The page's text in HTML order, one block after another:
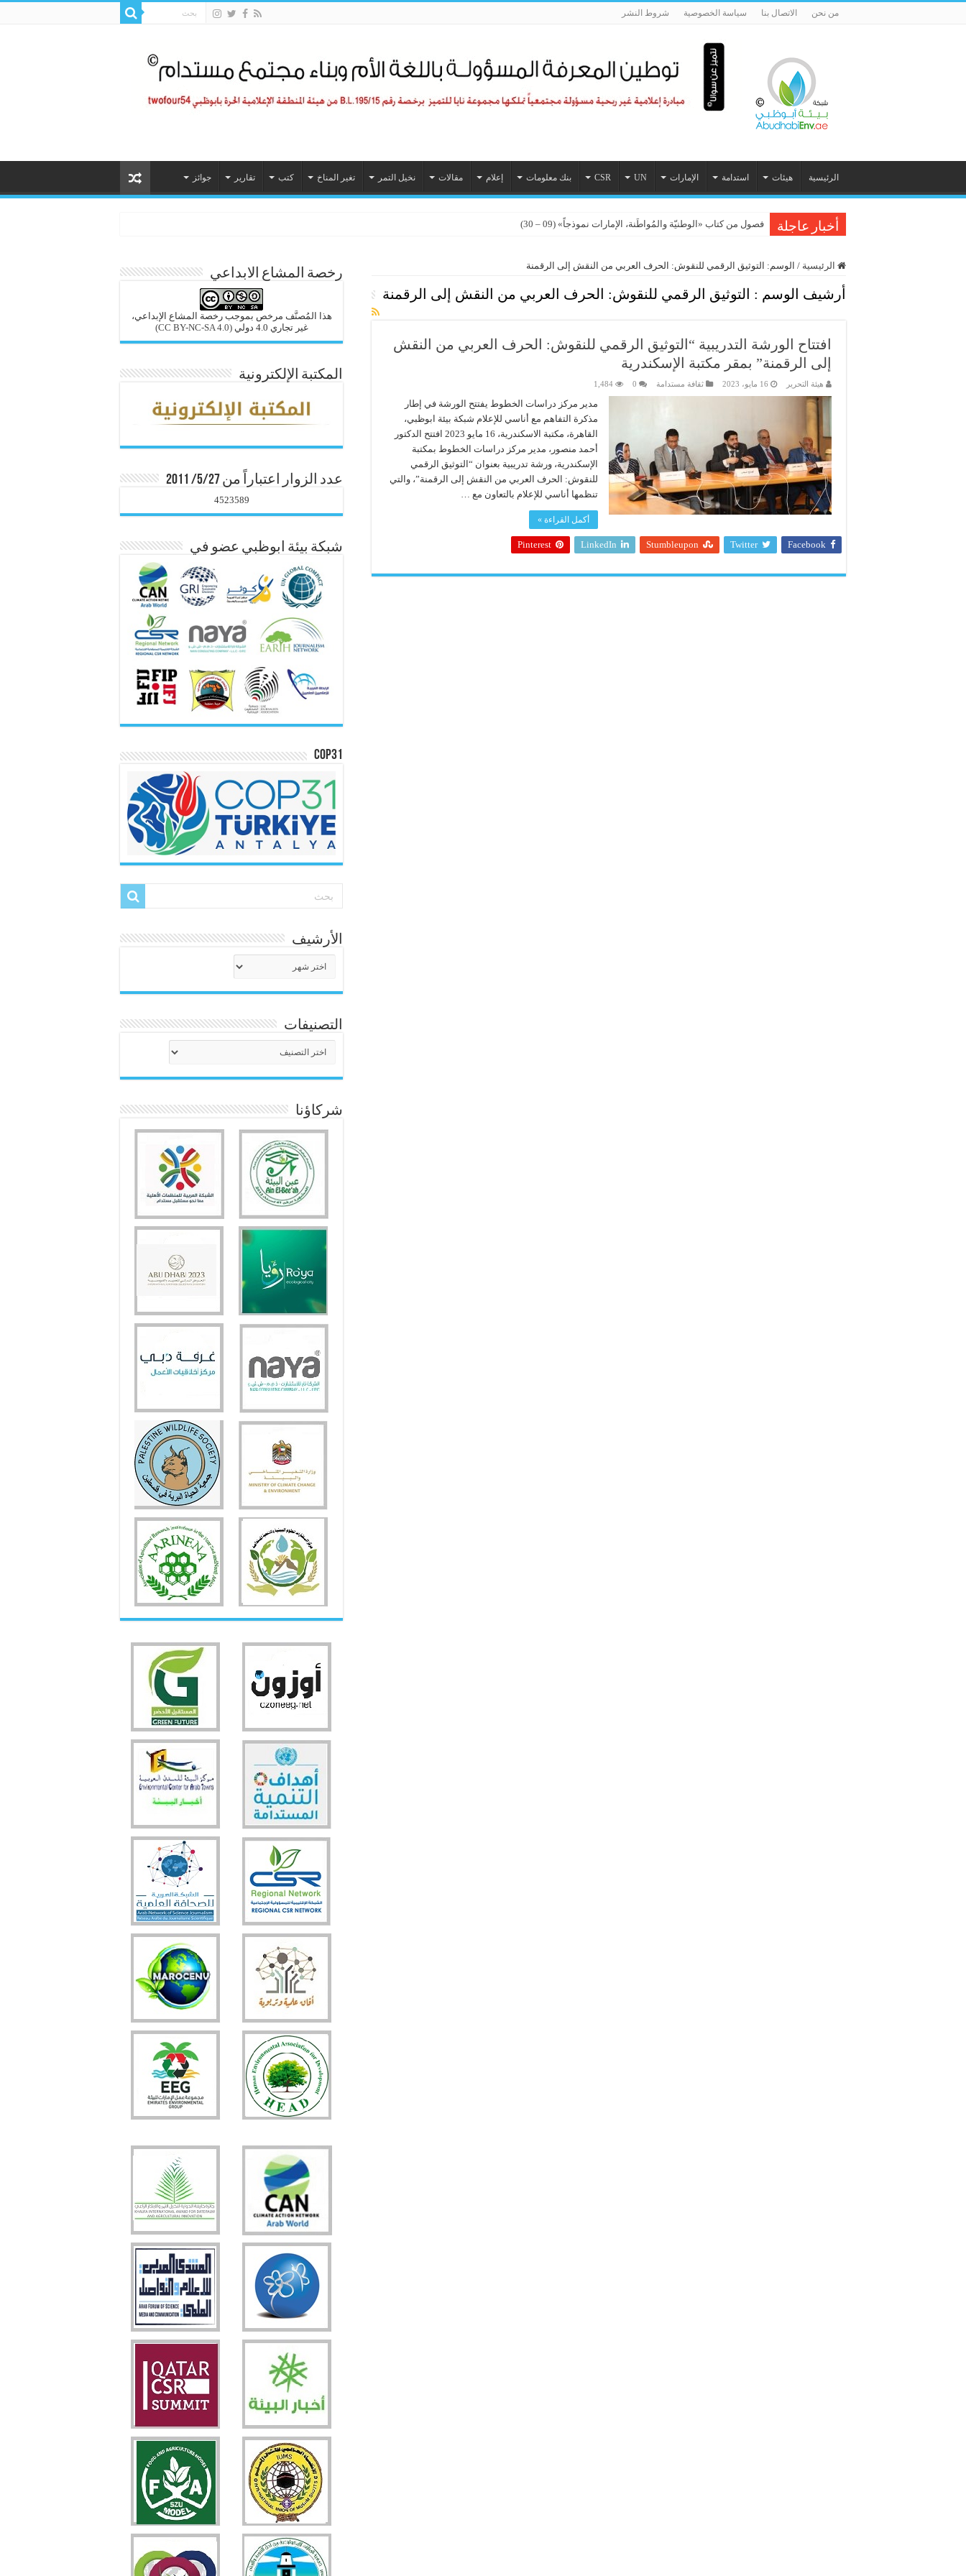
من نحن الاتصال بنا سياسة الخصوصية شروط النشر
الرئيسية هيئات استدامة الإمارات UN
CSR بنك معلومات إعلام مقالات نخيل التمر تغير المناخ كتب تقارير جوائز
أخبار عاجلة فصول من كتاب «الوطنيّة والمُواطَنة، الإمارات نموذجاً» (09 – 30)
الرئيسية / الوسم: التوثيق الرقمي للنقوش: الحرف العربي من النقش إلى الرقمنة
أرشيف الوسم : التوثيق الرقمي للنقوش: الحرف العربي من النقش إلى الرقمنة
افتتاح الورشة التدريبية “التوثيق الرقمي للنقوش: الحرف العربي من النقش
إلى الرقمنة” بمقر مكتبة الإسكندرية
هيئة التحرير 16 مايو، 2023 ثقافة مستدامة 0
1,484
مدير مركز دراسات الخطوط يفتتح الورشة في إطار
مذكرة التفاهم مع أناسي للإعلام شبكة بيئة ابوظبي،
القاهرة، مكتبة الاسكندرية، 16 مايو 2023 افتتح الدكتور
أحمد منصور، مدير مركز دراسات الخطوط بمكتبة
الإسكندرية، ورشة تدريبية بعنوان “التوثيق الرقمي
للنقوش: الحرف العربي من النقش إلى الرقمنة”، والتي
تنظمها أناسي للإعلام بالتعاون مع …
أكمل القراءة »
Facebook
Twitter
Stumbleupon
LinkedIn
Pinterest
رخصة المشاع الابداعي
هذا المُصنَّف مرخص بموجب رخصة المشاع الإبداعي،
غير تجاري 4.0 دولي
(CC BY-NC-SA 4.0)
المكتبة الإلكترونية
عدد الزوار اعتباراً من 5/27/ 2011
4523589
شبكة بيئة ابوظبي عضو في
COP31
الأرشيف
التصنيفات
شركاؤنا